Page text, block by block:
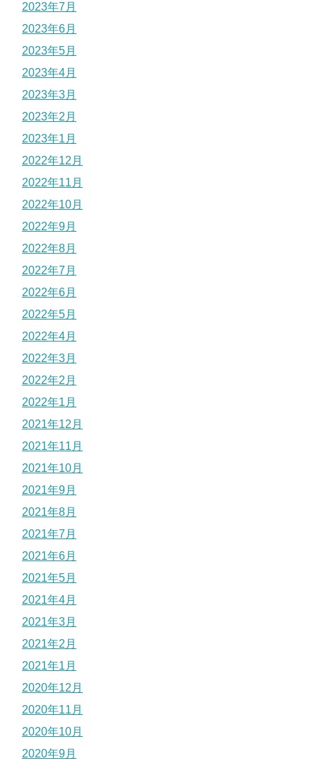
2023年7月
2023年6月
2023年5月
2023年4月
2023年3月
2023年2月
2023年1月
2022年12月
2022年11月
2022年10月
2022年9月
2022年8月
2022年7月
2022年6月
2022年5月
2022年4月
2022年3月
2022年2月
2022年1月
2021年12月
2021年11月
2021年10月
2021年9月
2021年8月
2021年7月
2021年6月
2021年5月
2021年4月
2021年3月
2021年2月
2021年1月
2020年12月
2020年11月
2020年10月
2020年9月